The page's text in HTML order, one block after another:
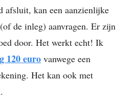
afsluit, kan een aanzienlijke
de inleg) aanvragen. Er zijn
door. Het werkt echt! Ik
120 euro vanwege een
Het kan ook met